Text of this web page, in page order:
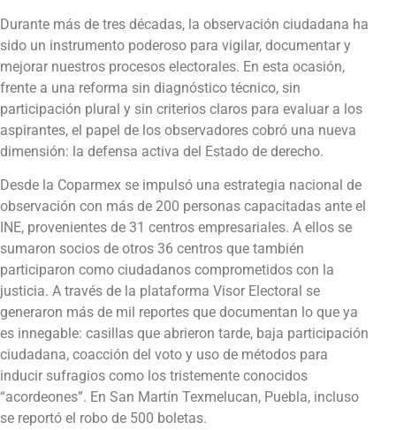
Durante más de tres décadas, la observación ciudadana ha
sido un instrumento poderoso para vigilar, documentar y
mejorar nuestros procesos electorales. En esta ocasión,
frente a una reforma sin diagnóstico técnico, sin
participación plural y sin criterios claros para evaluar a los
aspirantes, el papel de los observadores cobró una nueva
dimensión: la defensa activa del Estado de derecho.
Desde la Coparmex se impulsó una estrategia nacional de
observación con más de 200 personas capacitadas ante el
INE, provenientes de 31 centros empresariales. A ellos se
sumaron socios de otros 36 centros que también
participaron como ciudadanos comprometidos con la
justicia. A través de la plataforma Visor Electoral se
generaron más de mil reportes que documentan lo que ya
es innegable: casillas que abrieron tarde, baja participación
ciudadana, coacción del voto y uso de métodos para
inducir sufragios como los tristemente conocidos
“acordeones”. En San Martín Texmelucan, Puebla, incluso
se reportó el robo de 500 boletas.